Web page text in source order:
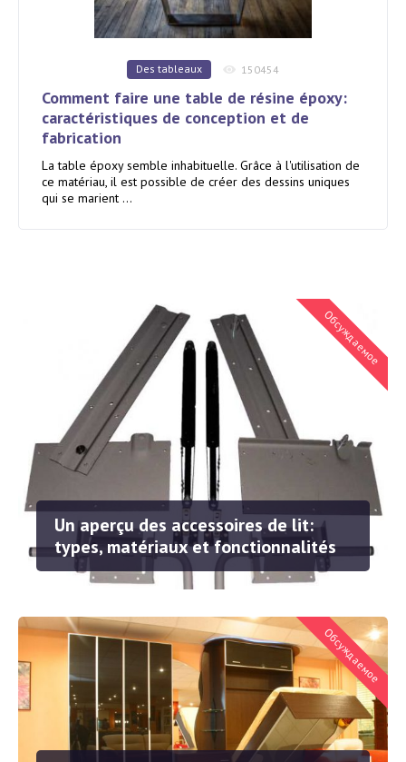
Des tableaux 150454
Comment faire une table de résine époxy:
caractéristiques de conception et de
fabrication
La table époxy semble inhabituelle. Grâce à l'utilisation de
ce matériau, il est possible de créer des dessins uniques
qui se marient ...
Un aperçu des accessoires de lit:
types, matériaux et fonctionnalités